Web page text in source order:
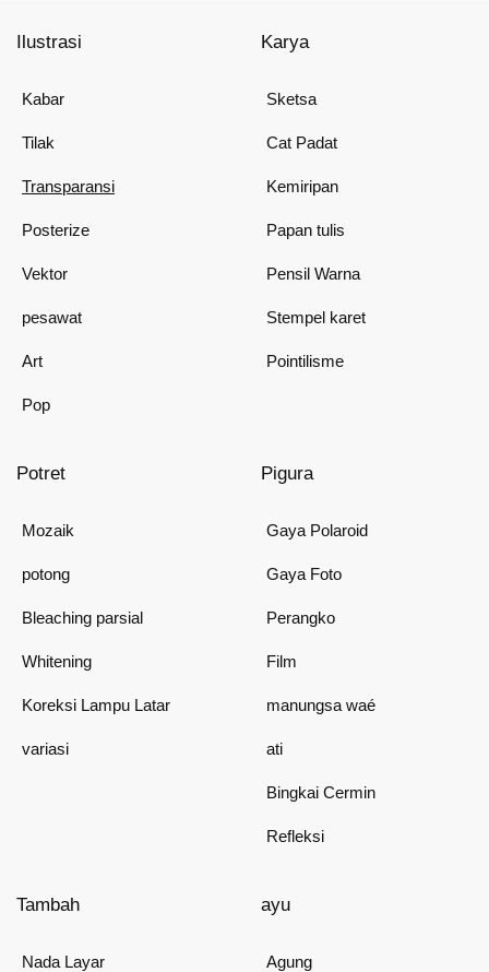
Ilustrasi
Kabar
Tilak
Transparansi
Posterize
Vektor
pesawat
Art
Pop
Karya
Sketsa
Cat Padat
Kemiripan
Papan tulis
Pensil Warna
Stempel karet
Pointilisme
Potret
Mozaik
potong
Bleaching parsial
Whitening
Koreksi Lampu Latar
variasi
Pigura
Gaya Polaroid
Gaya Foto
Perangko
Film
manungsa waé
ati
Bingkai Cermin
Refleksi
Tambah
Nada Layar
ayu
Agung